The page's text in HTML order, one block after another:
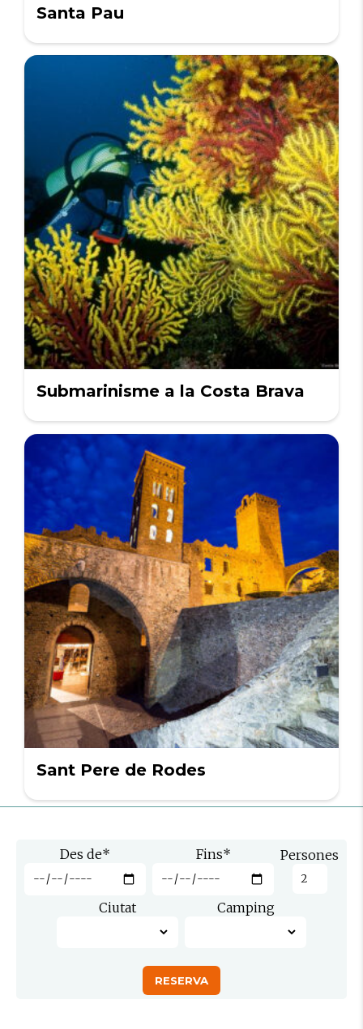
Santa Pau
Submarinisme a la Costa Brava
Sant Pere de Rodes
Des de* Fins* Persones
Ciutat Camping